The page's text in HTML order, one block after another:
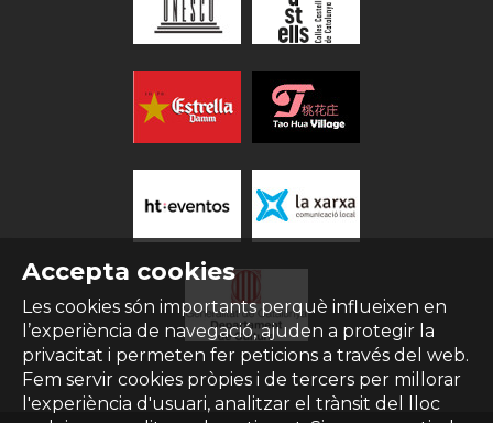
Accepta cookies
Les cookies són importants perquè influeixen en
l’experiència de navegació, ajuden a protegir la
privacitat i permeten fer peticions a través del web.
Fem servir cookies pròpies i de tercers per millorar
l'experiència d'usuari, analitzar el trànsit del lloc